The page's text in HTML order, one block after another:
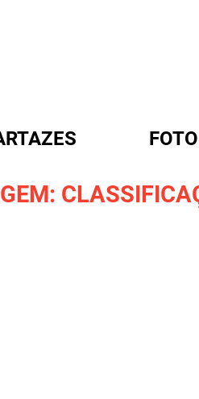
DE BUSCA